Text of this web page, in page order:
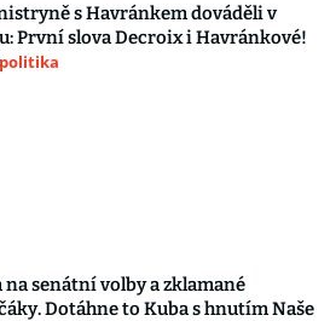
s Havránkem dováděli v
První slova Decroix i Havránkové!
na senátní volby a zklamané
Dotáhne to Kuba s hnutím Naše